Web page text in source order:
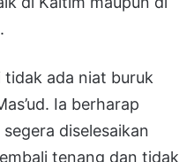
tidak ada niat buruk
Ia berharap
diselesaikan
tenang dan tidak